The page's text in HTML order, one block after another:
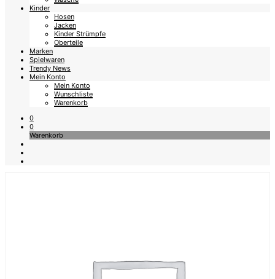
Kinder
Hosen
Jacken
Kinder Strümpfe
Oberteile
Marken
Spielwaren
Trendy News
Mein Konto
Mein Konto
Wunschliste
Warenkorb
0
0
Warenkorb